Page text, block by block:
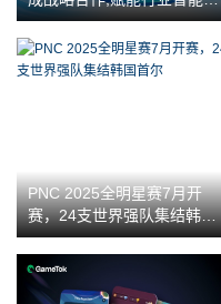
升级
PNC 2025全明星赛7月开
赛，24支世界强队集结韩国
首尔